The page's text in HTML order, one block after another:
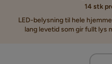
14 stk
LED-belysning til hele
lang levetid som gir fullt lys